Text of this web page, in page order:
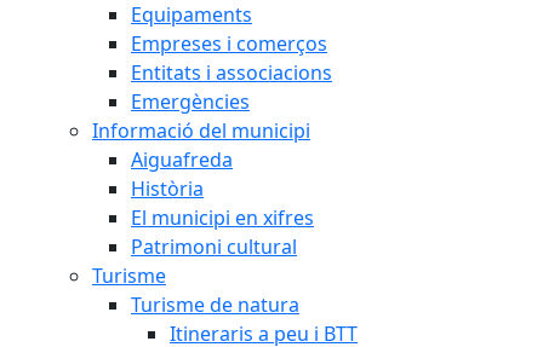
Equipaments
Empreses i comerços
Entitats i associacions
Emergències
Informació del municipi
Aiguafreda
Història
El municipi en xifres
Patrimoni cultural
Turisme
Turisme de natura
Itineraris a peu i BTT